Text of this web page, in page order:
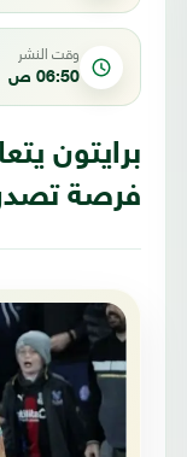
وقت النشر
06:50 ص
برايتون
فرصة تصدر